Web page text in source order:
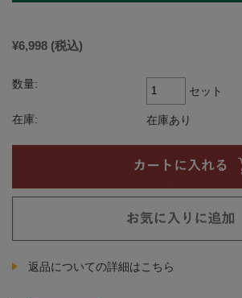
¥6,998 (税込)
数量:
セット
在庫: 在庫あり
返品についての詳細はこちら